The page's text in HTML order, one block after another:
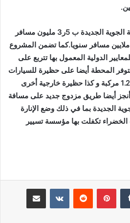
و تقدر طاقة معالجة المحطة الجوية الجديدة ب 5ر3 مليون مسافر
سنويا قابلة للتوسعة إلى 6 ملايين مسافر سنويا.كما تضمن المشروع
الدولية المعمول بها تتربع على
تتوفر المحطة أيضا على حظيرة للسيارات
من ثلاثة طوابق تتسع ل 1.200 مركبة و كذا حظيرة خارجية أخرى
أيضا طريق مزدوج جديد على مسافة
الجديدة بما في ذلك وضع الإنارة
الخضراء تكفلت بها مؤسسة تسيير
بينتيريست